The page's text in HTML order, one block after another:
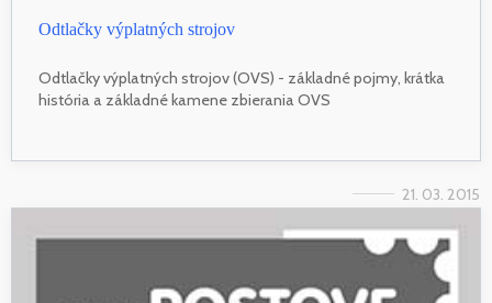
Odtlačky výplatných strojov
Odtlačky výplatných strojov (OVS) - základné pojmy, krátka
história a základné kamene zbierania OVS
21. 03. 2015